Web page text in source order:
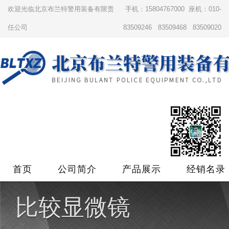
欢迎光临北京布兰特警用装备有限责
任公司
手机：15804767000 座机：010-
83509246 83509468 83509020
首页 公司简介 产品展示 经销名录
比较显微镜